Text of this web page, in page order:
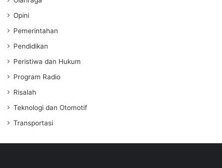
Opini
Pemerintahan
Pendidikan
Peristiwa dan Hukum
Program Radio
Risalah
Teknologi dan Otomotif
Transportasi